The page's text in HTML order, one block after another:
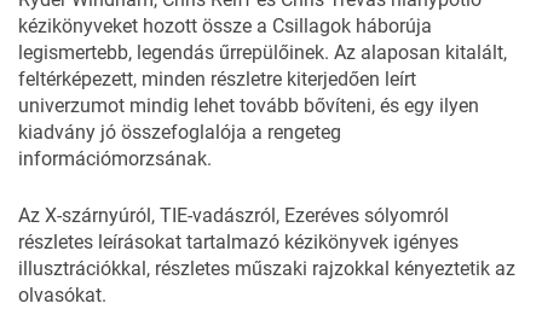
kézikönyveket hozott össze a Csillagok háborúja
legismertebb, legendás űrrepülőinek. Az alaposan kitalált,
feltérképezett, minden részletre kiterjedően leírt
univerzumot mindig lehet tovább bővíteni, és egy ilyen
kiadvány jó összefoglalója a rengeteg
információmorzsának.
Az X-szárnyúról, TIE-vadászról, Ezeréves sólyomról
részletes leírásokat tartalmazó kézikönyvek igényes
illusztrációkkal, részletes műszaki rajzokkal kényeztetik az
olvasókat.